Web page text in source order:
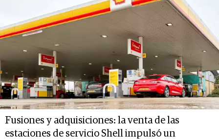
Fusiones y adquisiciones: la venta de las
estaciones de servicio Shell impulsó un